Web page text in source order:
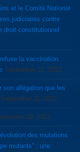
et le Comité National
judiciaires contre
droit constitutionnel
la vaccination
September 12, 2021
son allégation que les
September 11, 2021
10, 2021
mutants” : une